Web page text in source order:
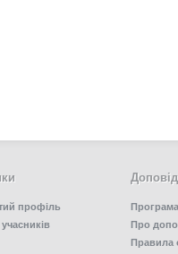
профіль
учасників
Про
Правила